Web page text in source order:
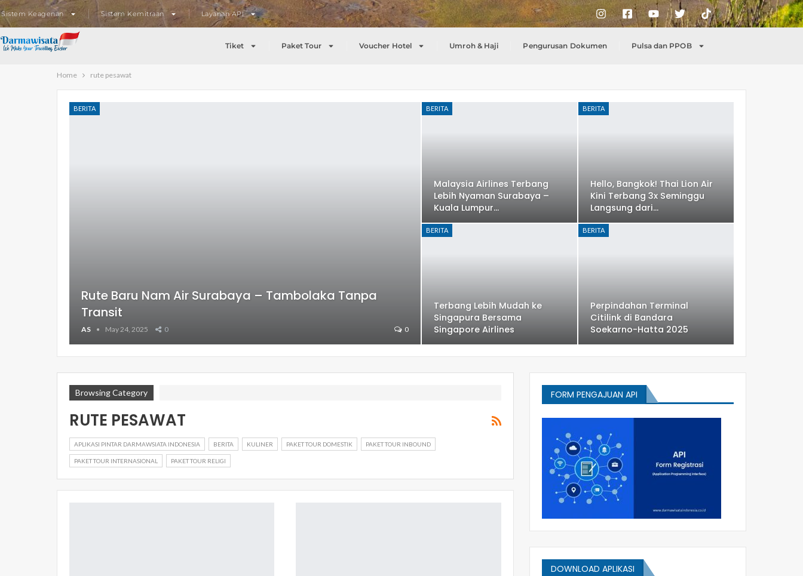
Sistem Keagenan Sistem Kemitraan Layanan API
Tiket Paket Tour Voucher Hotel Umroh & Haji Pengurusan Dokumen Pulsa dan PPOB
Home rute pesawat
BERITA
Rute Baru Nam Air Surabaya – Tambolaka Tanpa
Transit
AS May 24, 2025 0 0
BERITA
Malaysia Airlines Terbang
Lebih Nyaman Surabaya –
Kuala Lumpur…
BERITA
Hello, Bangkok! Thai Lion Air
Kini Terbang 3x Seminggu
Langsung dari…
BERITA
Terbang Lebih Mudah ke
Singapura Bersama
Singapore Airlines
BERITA
Perpindahan Terminal
Citilink di Bandara
Soekarno-Hatta 2025
Browsing Category
RUTE PESAWAT
APLIKASI PINTAR DARMAWSIATA INDONESIA BERITA KULINER PAKET TOUR DOMESTIK PAKET TOUR INBOUND
PAKET TOUR INTERNASIONAL PAKET TOUR RELIGI
FORM PENGAJUAN API
DOWNLOAD APLIKASI